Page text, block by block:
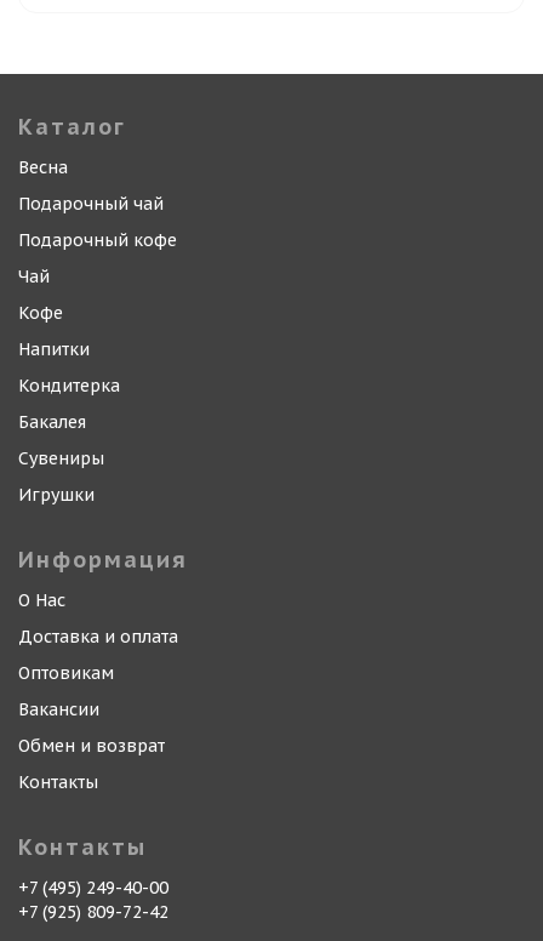
Каталог
Весна
Подарочный чай
Подарочный кофе
Чай
Кофе
Напитки
Кондитерка
Бакалея
Сувениры
Игрушки
Информация
О Нас
Доставка и оплата
Оптовикам
Вакансии
Обмен и возврат
Контакты
Контакты
+7 (495) 249-40-00
+7 (925) 809-72-42